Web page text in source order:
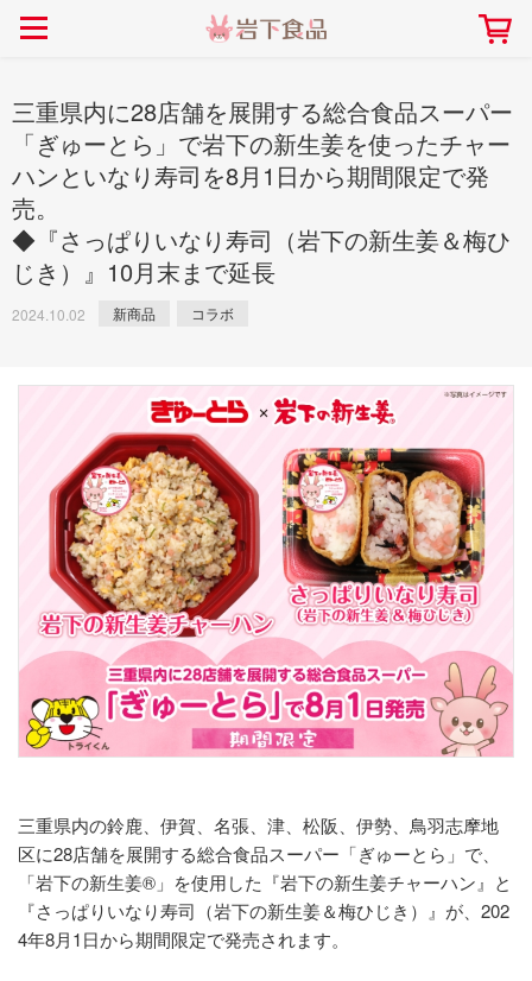
ごあいさつ 会社概要
本社所在地
> 新商品
> イベント
> コラボ
> 飲食店コラボ
> ミュージアム
> オンラインショップ
> メディア掲載
> その他
【7月1日～8月30日】夏イベン
ト「NEW GINGER SUMMER
> 生姜
> らっきょう
> オリーブ
> 梅
> らっきょうレシピ
> オリーブレシピ
> その他のレシピ
豚バラ肉のくるくる巻き～細巻
畑での取り組み 工場での取り組み
岩下の新生姜について 岩下のらっきょうにつ
岩下の新生姜ミュージアム
しょうがを食べてお悩
岩下の新生姜万年筆インク 書く描くコンテ
岩下の新生姜Sing＆
～ニュージンジャーイ
三重県内に28店舗を展開する総合食品スーパー
「ぎゅーとら」で岩下の新生姜を使ったチャー
ハンといなり寿司を8月1日から期間限定で発
売。
◆『さっぱりいなり寿司（岩下の新生姜＆梅ひ
じき）』10月末まで延長
2024.10.02 新商品 コラボ
三重県内の鈴鹿、伊賀、名張、津、松阪、伊勢、鳥羽志摩地
区に28店舗を展開する総合食品スーパー「ぎゅーとら」で、
「岩下の新生姜®」を使用した『岩下の新生姜チャーハン』と
『さっぱりいなり寿司（岩下の新生姜＆梅ひじき）』が、202
4年8月1日から期間限定で発売されます。